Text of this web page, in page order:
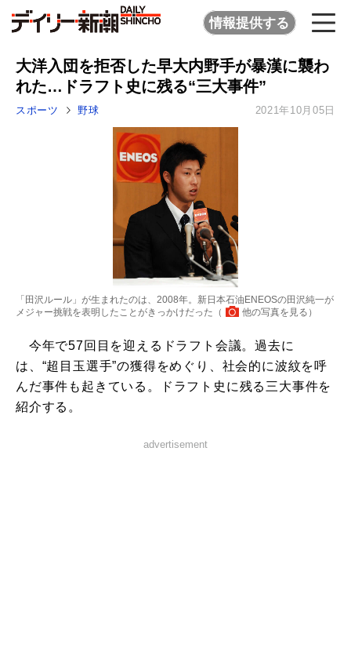
情報提供する
大洋入団を拒否した早大内野手が暴漢に襲わ
れた…ドラフト史に残る“三大事件”
スポーツ 野球 2021年10月05日
「田沢ルール」が生まれたのは、2008年。新日本石油ENEOSの田沢純一が
メジャー挑戦を表明したことがきっかけだった（
他の写真を見る ）
今年で57回目を迎えるドラフト会議。過去に
は、“超目玉選手”の獲得をめぐり、社会的に波紋を呼
んだ事件も起きている。ドラフト史に残る三大事件を
紹介する。
advertisement